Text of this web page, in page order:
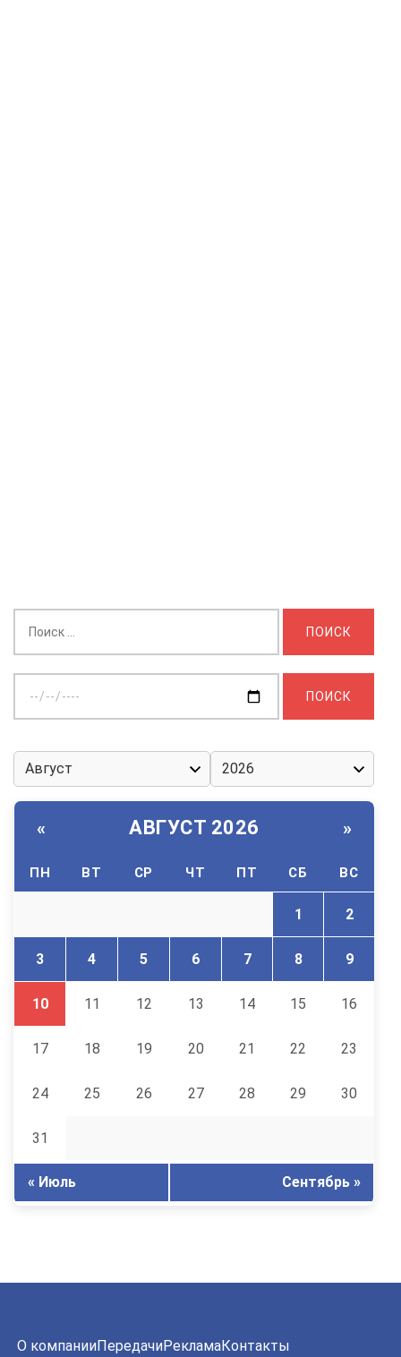
дату:
« АВГУСТ 2026 »
ПН ВТ СР ЧТ ПТ СБ ВС
1 2
3 4 5 6 7 8 9
10 11 12 13 14 15 16
17 18 19 20 21 22 23
24 25 26 27 28 29 30
31
« Июль Сентябрь »
О компанииПередачиРекламаКонтакты